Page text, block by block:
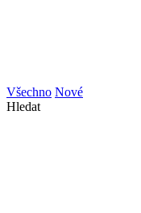
Všechno Nové
Hledat